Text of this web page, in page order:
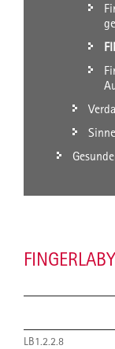
LB1.2.2.8